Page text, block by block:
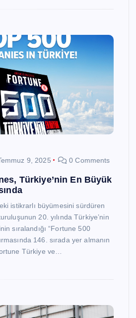
9, 2025 0 Comments
Türkiye’nin En Büyük
istikrarlı büyümesini sürdüren
20. yılında Türkiye’nin
sıralandığı “Fortune 500
146. sırada yer almanın
Türkiye ve…